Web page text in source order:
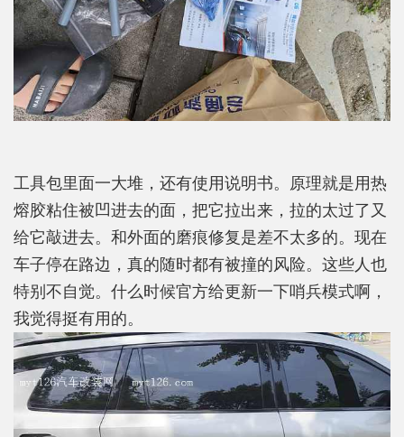
工具包里面一大堆，还有使用说明书。原理就是用热
熔胶粘住被凹进去的面，把它拉出来，拉的太过了又
给它敲进去。和外面的磨痕修复是差不太多的。现在
车子停在路边，真的随时都有被撞的风险。这些人也
特别不自觉。什么时候官方给更新一下哨兵模式啊，
我觉得挺有用的。